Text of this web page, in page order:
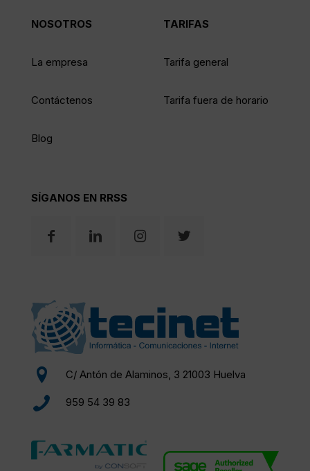
NOSOTROS
La empresa
Contáctenos
Blog
TARIFAS
Tarifa general
Tarifa fuera de horario
SÍGANOS EN RRSS
C/ Antón de Alaminos, 3 21003 Huelva
959 54 39 83